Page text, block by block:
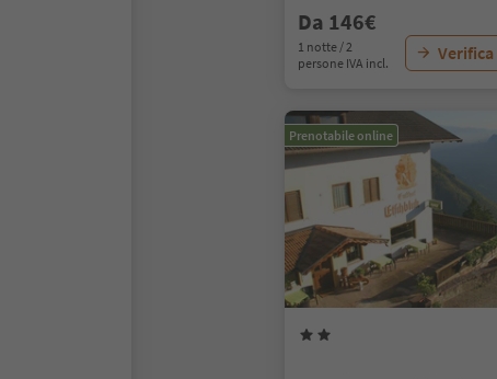
Da 146€
1 notte / 2
persone IVA incl.
Prenotabile online